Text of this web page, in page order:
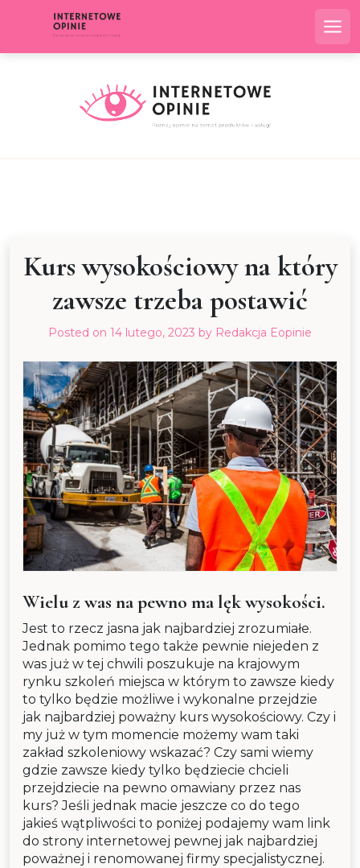
Kurs wysokościowy na który
zawsze trzeba postawić
Posted on 14 lutego, 2023 by Redakcja Eopinie
Wielu z was na pewno ma lęk wysokości.
Jest to rzecz jasna jak najbardziej zrozumiałe.
Jednak pomimo tego także pewnie niejeden z
was już w tej chwili poszukuje na krajowym
rynku szkoleń miejsca w którym to zawsze kiedy
to tylko będzie możliwe i wykonalne przejdzie
jak najbardziej poważny kurs wysokościowy. Czy i
my już w tym momencie możemy wam taki
zakład szkoleniowy wskazać? Czy sami wiemy
gdzie zawsze kiedy tylko będziecie chcieli
przejdziecie na pewno omawiany przez nas
kurs? Jeśli jednak macie jeszcze co do tego
jakieś wątpliwości to poniżej podajemy wam link
do strony internetowej pewnej jak najbardziej
poważnej i renomowanej firmy specjalistycznej.